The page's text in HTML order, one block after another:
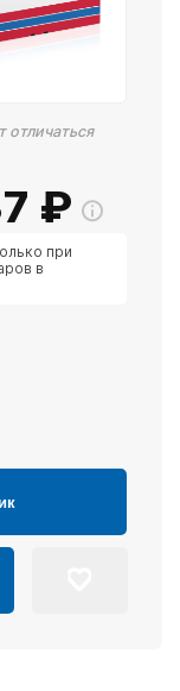
отличаться
₽
при
в